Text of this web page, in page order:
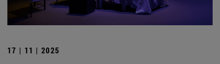
17 | 11 | 2025